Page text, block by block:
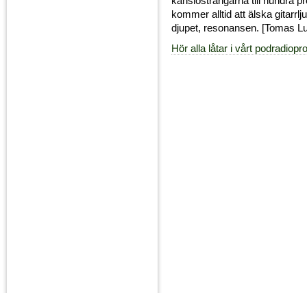
kommer alltid att älska
djupet, resonansen. [Tomas
Hör alla låtar i vårt